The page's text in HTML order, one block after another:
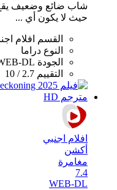
شاب ضائع وضعيف يقع
حيث لا يكون أي ...
القسم
افلام
النوع دراما
الجودة DL
التقييم 2.7 / 10
افلام اجنبي
أكشن
مغامرة
7.4
WEB-DL